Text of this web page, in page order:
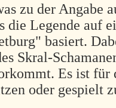
zu der Angabe
die Legende auf
basiert.
Skral-
Es ist für
oder gespielt